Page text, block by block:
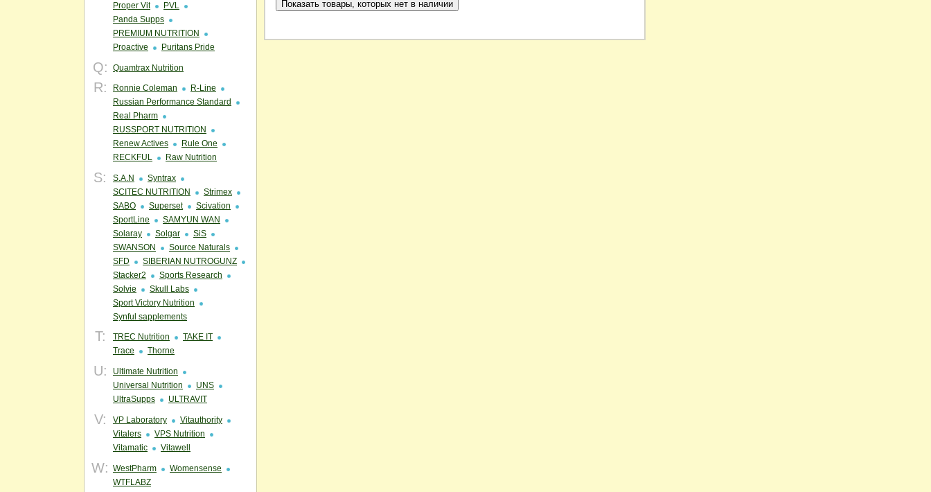
Proper Vit
PVL
Panda Supps
PREMIUM NUTRITION
Proactive
Puritans Pride
Q: Quamtrax Nutrition
R: Ronnie Coleman
R-Line
Russian Performance Standard
Real Pharm
RUSSPORT NUTRITION
Renew Actives
Rule One
RECKFUL
Raw Nutrition
S: S.A.N
Syntrax
SCITEC NUTRITION
Strimex
SABO
Superset
Scivation
SportLine
SAMYUN WAN
Solaray
Solgar
SiS
SWANSON
Source Naturals
SFD
SIBERIAN NUTROGUNZ
Stacker2
Sports Research
Solvie
Skull Labs
Sport Victory Nutrition
Synful sapplements
T: TREC Nutrition
TAKE IT
Trace
Thorne
U:
Ultimate Nutrition
Universal Nutrition
UNS
UltraSupps
ULTRAVIT
V: VP Laboratory
Vitauthority
Vitalers
VPS Nutrition
Vitamatic
Vitawell
W: WestPharm
Womensense
WTFLABZ